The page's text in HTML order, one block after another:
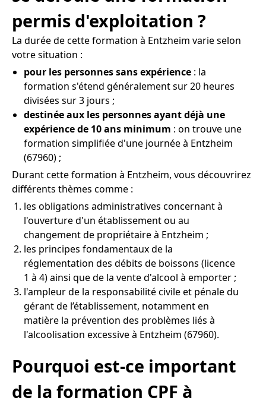
permis d'exploitation ?
La durée de cette formation à Entzheim varie selon
votre situation :
pour les personnes sans expérience : la
formation s'étend généralement sur 20 heures
divisées sur 3 jours ;
destinée aux les personnes ayant déjà une
expérience de 10 ans minimum : on trouve une
formation simplifiée d'une journée à Entzheim
(67960) ;
Durant cette formation à Entzheim, vous découvrirez
différents thèmes comme :
les obligations administratives concernant à
l'ouverture d'un établissement ou au
changement de propriétaire à Entzheim ;
les principes fondamentaux de la
réglementation des débits de boissons (licence
1 à 4) ainsi que de la vente d'alcool à emporter ;
l'ampleur de la responsabilité civile et pénale du
gérant de l’établissement, notamment en
matière la prévention des problèmes liés à
l'alcoolisation excessive à Entzheim (67960).
Pourquoi est-ce important
de la formation CPF à